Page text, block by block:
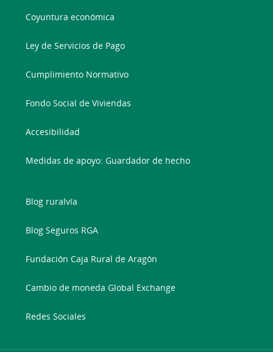
Coyuntura económica
Ley de Servicios de Pago
Cumplimiento Normativo
Fondo Social de Viviendas
Accesibilidad
Medidas de apoyo: Guardador de hecho
Blog ruralvía
Blog Seguros RGA
Fundación Caja Rural de Aragón
Cambio de moneda Global Exchange
Redes Sociales